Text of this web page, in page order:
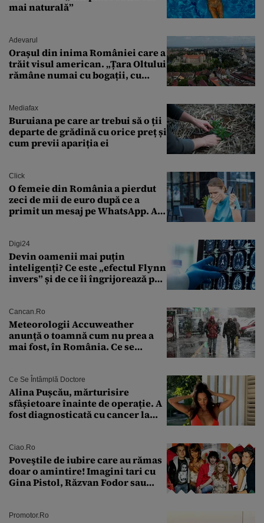
mai naturală”
Adevarul
Orașul din inima României care a
trăit visul american. „Țara Oltului
rămâne numai cu bogații, cu
Mediafax
Buruiana pe care ar trebui să o ții
departe de grădină cu orice preț și
cum previi apariția ei
Click
O femeie din România a pierdut
zeci de mii de euro după ce a
primit un mesaj pe WhatsApp. A
Digi24
Devin oamenii mai puțin
inteligenți? Ce este „efectul Flynn
invers” și de ce îi îngrijorează pe
Cancan.ro
Meteorologii Accuweather
anunță o toamnă cum nu prea a
mai fost, în România. Ce se
București. Pe ce dată ninge
Ce Se Întâmplă Doctore
Alina Pușcău, mărturisire
sfâșietoare înainte de operație. A
fost diagnosticată cu cancer la
îmi salvez viața”
Ciao.ro
Poveştile de iubire care au rămas
doar o amintire! Imagini tari cu
Gina Pistol, Răzvan Fodor sau
Promotor.ro